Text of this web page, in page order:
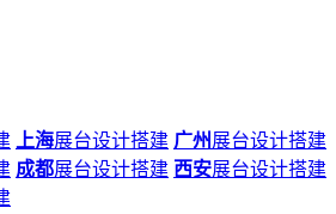
上海展台设计搭建 广州展台设计搭建
成都展台设计搭建 西安展台设计搭建